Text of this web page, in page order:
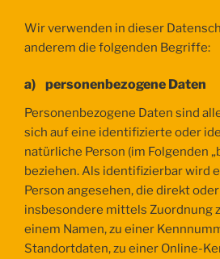
Wir verwenden in dieser
anderem die folgenden Begriffe:
a) personenbezogene Daten
Personenbezogene Daten sind
sich auf eine identifizierte oder
natürliche Person (im Folgenden
beziehen. Als identifizierbar wird
Person angesehen, die direkt
insbesondere mittels Zuordnung
einem Namen, zu einer
Standortdaten, zu einer Online-